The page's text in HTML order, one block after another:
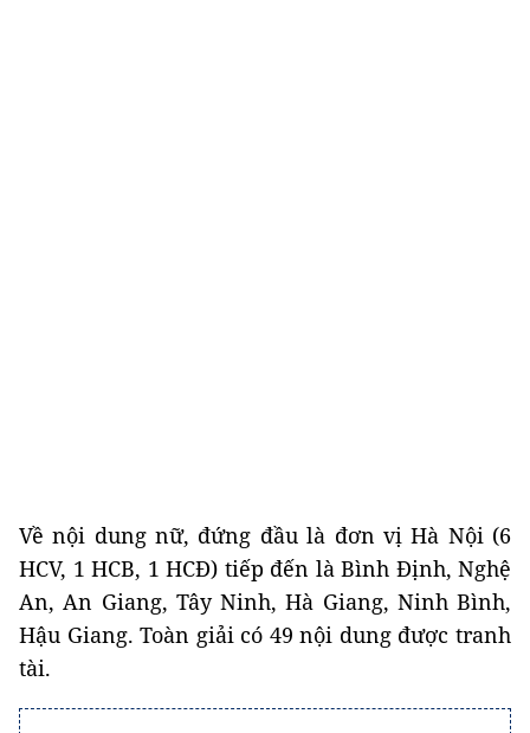
Về nội dung nữ, đứng đầu là đơn vị Hà Nội (6
HCV, 1 HCB, 1 HCĐ) tiếp đến là Bình Định, Nghệ
An, An Giang, Tây Ninh, Hà Giang, Ninh Bình,
Hậu Giang. Toàn giải có 49 nội dung được tranh
tài.